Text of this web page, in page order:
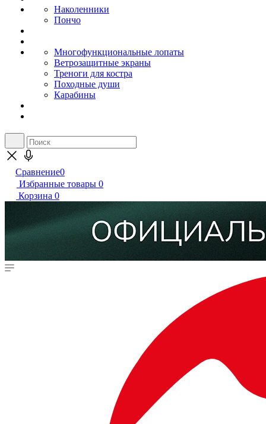
Наколенники
Пончо
Многофункциональные лопаты
Ветрозащитные экраны
Треноги для костра
Походные души
Карабины
Сравнение0
Избранные товары 0
Корзина 0